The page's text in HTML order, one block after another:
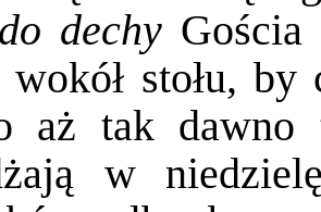
dechy
wokół stołu,
aż tak dawno
w